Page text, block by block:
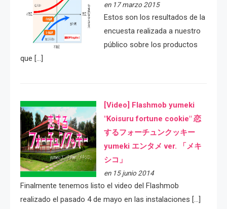
en 17 marzo 2015
Estos son los resultados de la
encuesta realizada a nuestro
público sobre los productos
que […]
[Video] Flashmob yumeki
"Koisuru fortune cookie" 恋
するフォーチュンクッキー
yumeki エンタメ ver. 「メキ
シコ」
en 15 junio 2014
Finalmente tenemos listo el video del Flashmob
realizado el pasado 4 de mayo en las instalaciones […]